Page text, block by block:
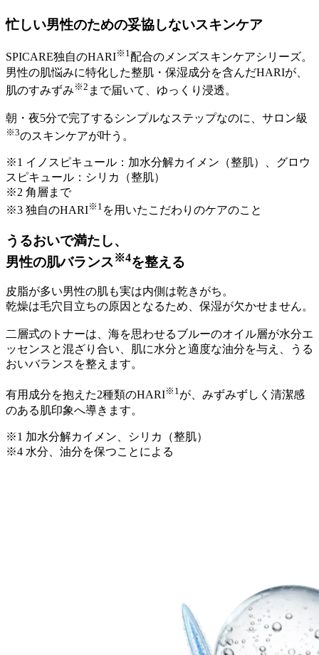
忙しい男性のための妥協しないスキンケア
SPICARE独自のHARI※1配合のメンズスキンケアシリーズ。
男性の肌悩みに特化した整肌・保湿成分を含んだHARIが、
肌のすみずみ ※2 まで届いて、ゆっくり浸透。
朝・夜5分で完了するシンプルなステップなのに、サロン級
※3のスキンケアが叶う。
※1 イノスピキュール：加水分解カイメン（整肌）、グロウ
スピキュール：シリカ（整肌）
※2 角層まで
※3 独自のHARI※1 を用いたこだわりのケアのこと
うるおいで満たし、
男性の肌バランス ※4を整える
皮脂が多い男性の肌も実は内側は乾きがち。
乾燥は毛穴目立ちの原因となるため、保湿が欠かせません。
二層式のトナーは、海を思わせるブルーのオイル層が水分エ
ッセンスと混ざり合い、肌に水分と適度な油分を与え、うる
おいバランスを整えます。
有用成分を抱えた2種類のHARI※1が、みずみずしく清潔感
のある肌印象へ導きます。
※1 加水分解カイメン、シリカ（整肌）
※4 水分、油分を保つことによる